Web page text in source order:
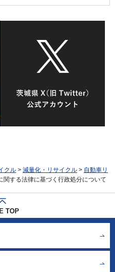
クル > 減量化・リサイクル > 自動車リ
関する法律に基づく行政処分について
TOP